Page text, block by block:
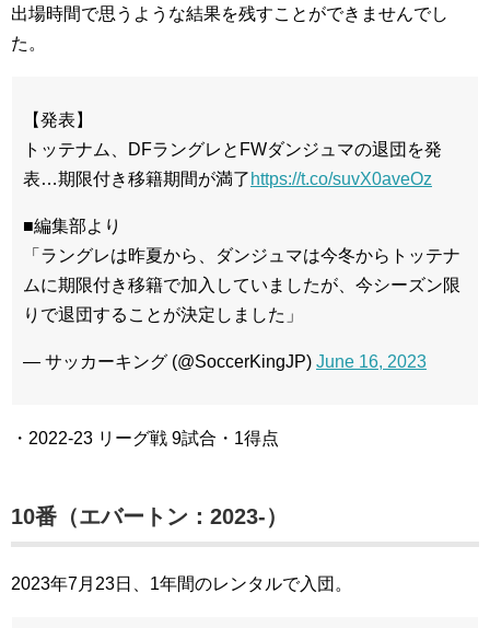
出場時間で思うような結果を残すことができませんでし
た。
【発表】
トッテナム、DFラングレとFWダンジュマの退団を発
表…期限付き移籍期間が満了 https://t.co/suvX0aveOz
■編集部より
「ラングレは昨夏から、ダンジュマは今冬からトッテナ
ムに期限付き移籍で加入していましたが、今シーズン限
りで退団することが決定しました」
— サッカーキング (@SoccerKingJP) June 16, 2023
・2022-23 リーグ戦 9試合・1得点
10番（エバートン：2023-）
2023年7月23日、1年間のレンタルで入団。